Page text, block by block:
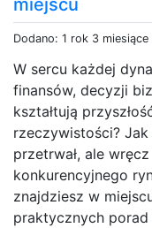
Dodano: 1 rok 3 miesiące
W sercu każdej
finansów, decyzji
kształtują
rzeczywistości?
przetrwał, ale
konkurencyjnego
znajdziesz w
praktycznych